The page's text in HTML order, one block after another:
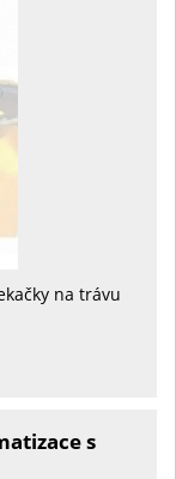
na trávu
s